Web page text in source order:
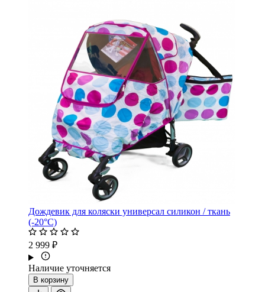
Дождевик для коляски универсал силикон / ткань
(-20°С)
2 999 ₽
Наличие уточняется
В корзину